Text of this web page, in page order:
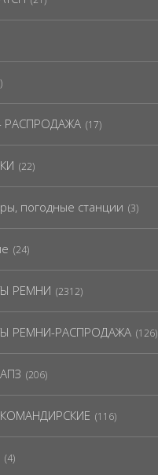
- РАСПРОДАЖА (17)
(22)
погодные станции (3)
(24)
РЕМНИ (2312)
РЕМНИ-РАСПРОДАЖА (126)
(206)
(116)
(4)